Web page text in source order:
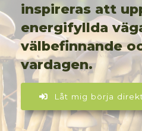
inspireras att
energifyllda
välbefinnande
vardagen.
Låt mig börja